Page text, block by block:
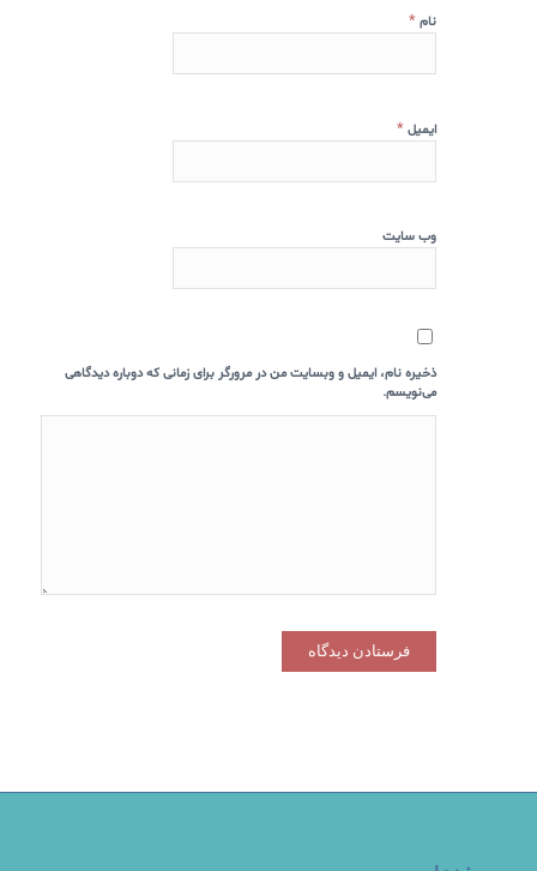
نام *
ایمیل *
وب‌ سایت
ذخیره نام، ایمیل و وبسایت من در مرورگر برای زمانی که دوباره دیدگاهی
می‌نویسم.